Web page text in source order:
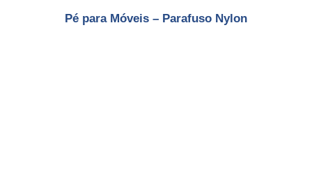
Pé para Móveis – Parafuso Nylon